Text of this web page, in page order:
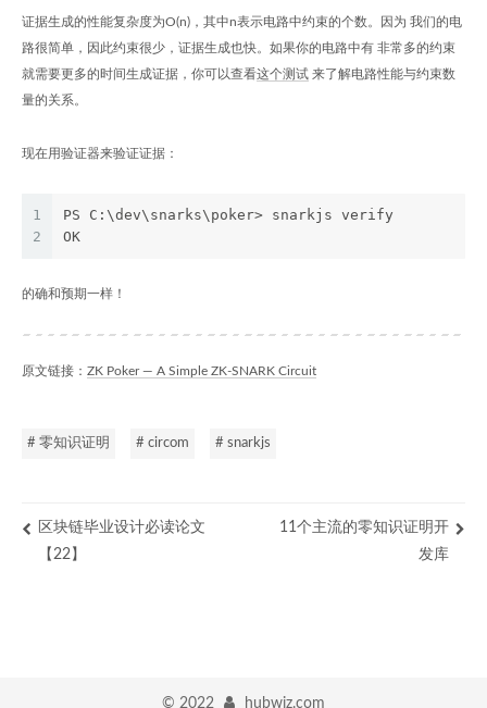
证据生成的性能复杂度为O(n)，其中n表示电路中约束的个数。因为 我们的电
路很简单，因此约束很少，证据生成也快。如果你的电路中有 非常多的约束
就需要更多的时间生成证据，你可以查看这个测试 来了解电路性能与约束数
量的关系。
现在用验证器来验证证据：
1
2
PS C:\dev\snarks\poker> snarkjs verify
OK
的确和预期一样！
原文链接： ZK Poker — A Simple ZK-SNARK Circuit
# 零知识证明 # circom # snarkjs
区块链毕业设计必读论文
【22】
11个主流的零知识证明开
发库
© 2022 hubwiz.com